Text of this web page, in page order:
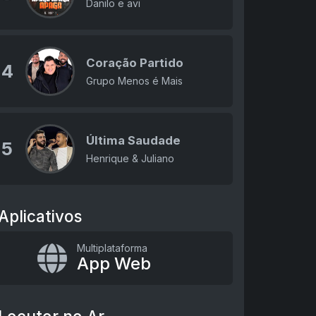
Danilo e avi
4 Coração Partido
Grupo Menos é Mais
5 Última Saudade
Henrique & Juliano
Multiplataforma
App Web